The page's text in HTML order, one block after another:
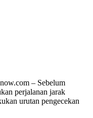
– Sebelum
perjalanan jarak
urutan pengecekan